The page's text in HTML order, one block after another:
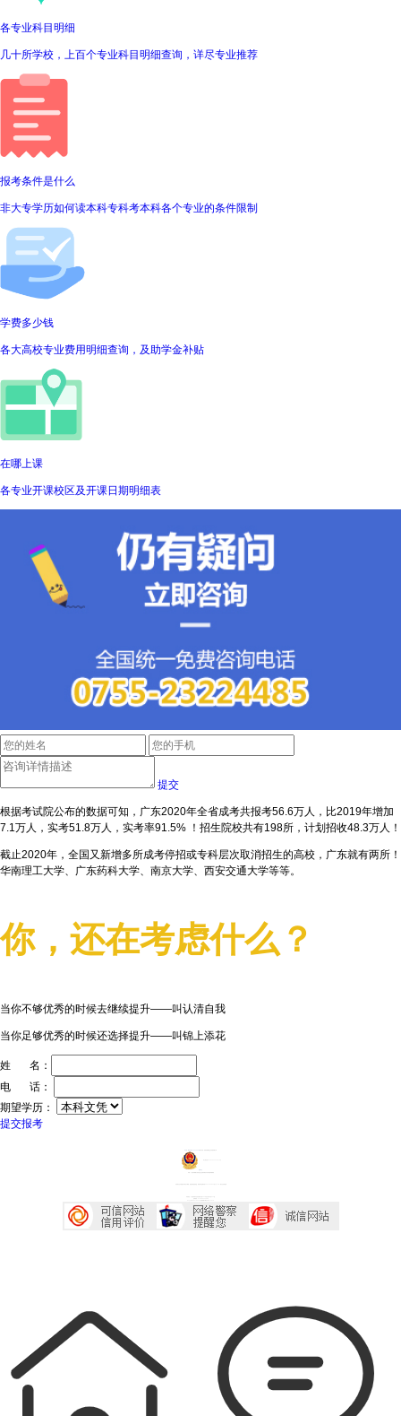
各专业科目明细
几十所学校，上百个专业科目明细查询，详尽专业推荐
报考条件是什么
非大专学历如何读本科专科考本科各个专业的条件限制
学费多少钱
各大高校专业费用明细查询，及助学金补贴
在哪上课
各专业开课校区及开课日期明细表
提交
根据考试院公布的数据可知，广东2020年全省成考共报考56.6万人，比2019年增加
7.1万人，实考51.8万人，实考率91.5% ！招生院校共有198所，计划招收48.3万人！
截止2020年，全国又新增多所成考停招或专科层次取消招生的高校，广东就有两所！
华南理工大学、广东药科大学、南京大学、西安交通大学等等。
你，还在考虑什么？
当你不够优秀的时候去继续提升——叫认清自我
当你足够优秀的时候还选择提升——叫锦上添花
姓 名：
电 话：
期望学历：
提交报考